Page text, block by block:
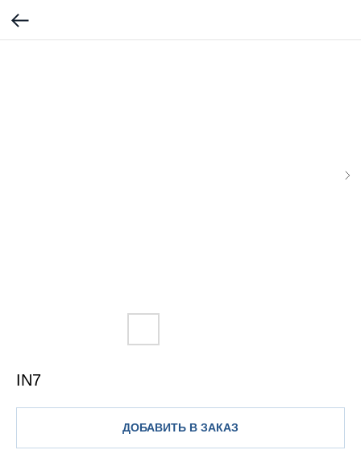
IN7
ДОБАВИТЬ В ЗАКАЗ